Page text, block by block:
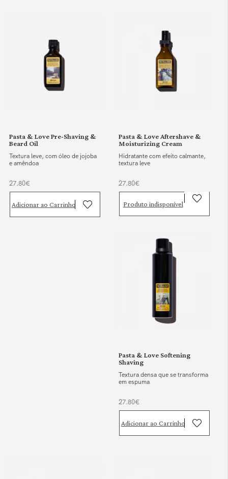
Pasta & Love Pre-Shaving &
Beard Oil
Textura leve, com óleo de jojoba
e amêndoa
27.80€
Adicionar ao Carrinho
Pasta & Love Aftershave &
Moisturizing Cream
Hidratante com efeito calmante,
textura leve
27.80€
Produto indisponível
Pasta & Love Softening
Shaving
Textura densa que se transforma
em espuma
27.80€
Adicionar ao Carrinho